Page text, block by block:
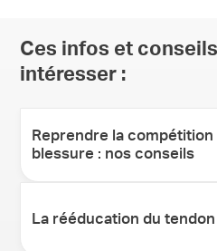
Ces infos et
intéresser :
Reprendre la compétition
blessure : nos conseils
La rééducation du tendon